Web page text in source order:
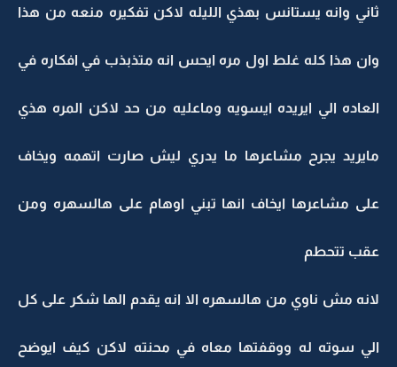
ثاني وانه يستانس بهذي الليله لاكن تفكيره منعه من هذا
وان هذا كله غلط اول مره ايحس انه متذبذب في افكاره في
العاده الي ايريده ايسويه وماعليه من حد لاكن المره هذي
مايريد يجرح مشاعرها ما يدري ليش صارت اتهمه ويخاف
على مشاعرها ايخاف انها تبني اوهام على هالسهره ومن
عقب تتحطم
لانه مش ناوي من هالسهره الا انه يقدم الها شكر على كل
الي سوته له ووقفتها معاه في محنته لاكن كيف ايوضح